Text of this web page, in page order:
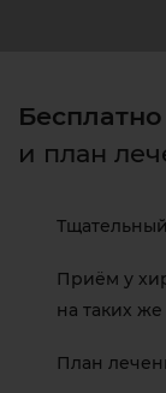
и план
Приём у
на таких же
План